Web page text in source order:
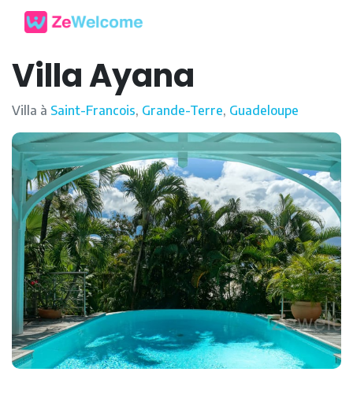
Villa Ayana
Villa à Saint-Francois, Grande-Terre, Guadeloupe